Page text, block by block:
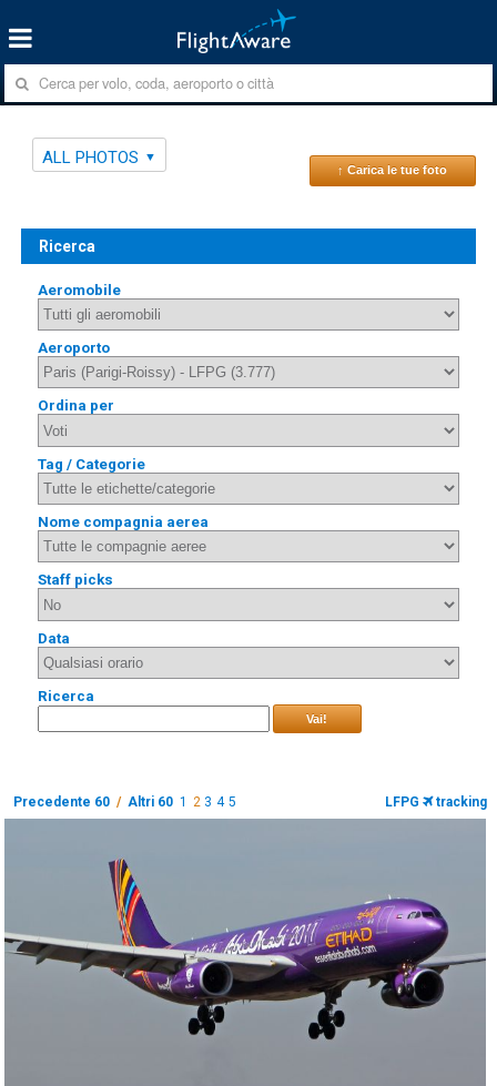
ALL PHOTOS
↑ Carica le tue foto
Ricerca
Aeromobile
Aeroporto
Ordina per
Tag / Categorie
Nome compagnia aerea
Staff picks
Data
Ricerca
Vai!
Precedente 60 / Altri 60 1 2 3 4 5 LFPG tracking